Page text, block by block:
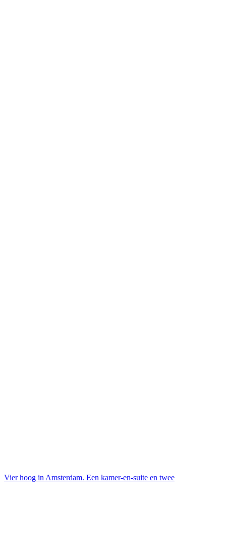
Vier hoog in Amsterdam. Een kamer-en-suite en twee